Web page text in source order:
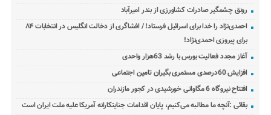
رونق چشمگیر صادرات کشاورزی از بندر امیرآباد
احمدی‌نژاد را خدا برای اسرائیل فرستاد! / افشاگری از دخالت انگلیس در انتخابات ۸۴
برای پیروزی احمدی‌نژاد!
آغاز مجدد فعالیت بورس با رشد 63هزار واحدی
افزایش 60درصدی مستمری بگیران تامین اجتماعی
افتتاح نیروگاه 6 مگاواتی خورشیدی در کجور مازندران
بقائی :آنچه ما مطالبه می‌کنیم، پایان اقدامات جنایتکارانه آمریکا علیه ملت ایران است